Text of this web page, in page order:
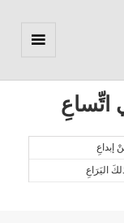
اتِّساعِ
إبداعِ
اليَرَاعِ